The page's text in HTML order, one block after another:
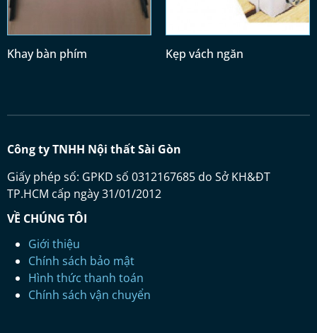
Khay bàn phím Kẹp vách ngăn
Công ty TNHH Nội thất Sài Gòn
Giấy phép số: GPKD số 0312167685 do Sở KH&ĐT
TP.HCM cấp ngày 31/01/2012
VỀ CHÚNG TÔI
Giới thiệu
Chính sách bảo mật
Hình thức thanh toán
Chính sách vận chuyển